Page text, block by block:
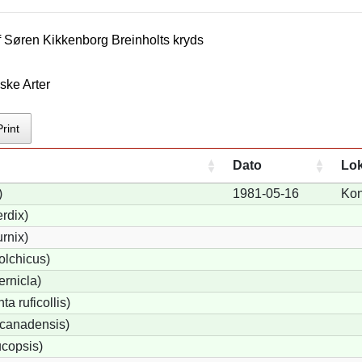
Søren Kikkenborg Breinholts kryds
Arter
Dato
1981-05-16
ruficollis)